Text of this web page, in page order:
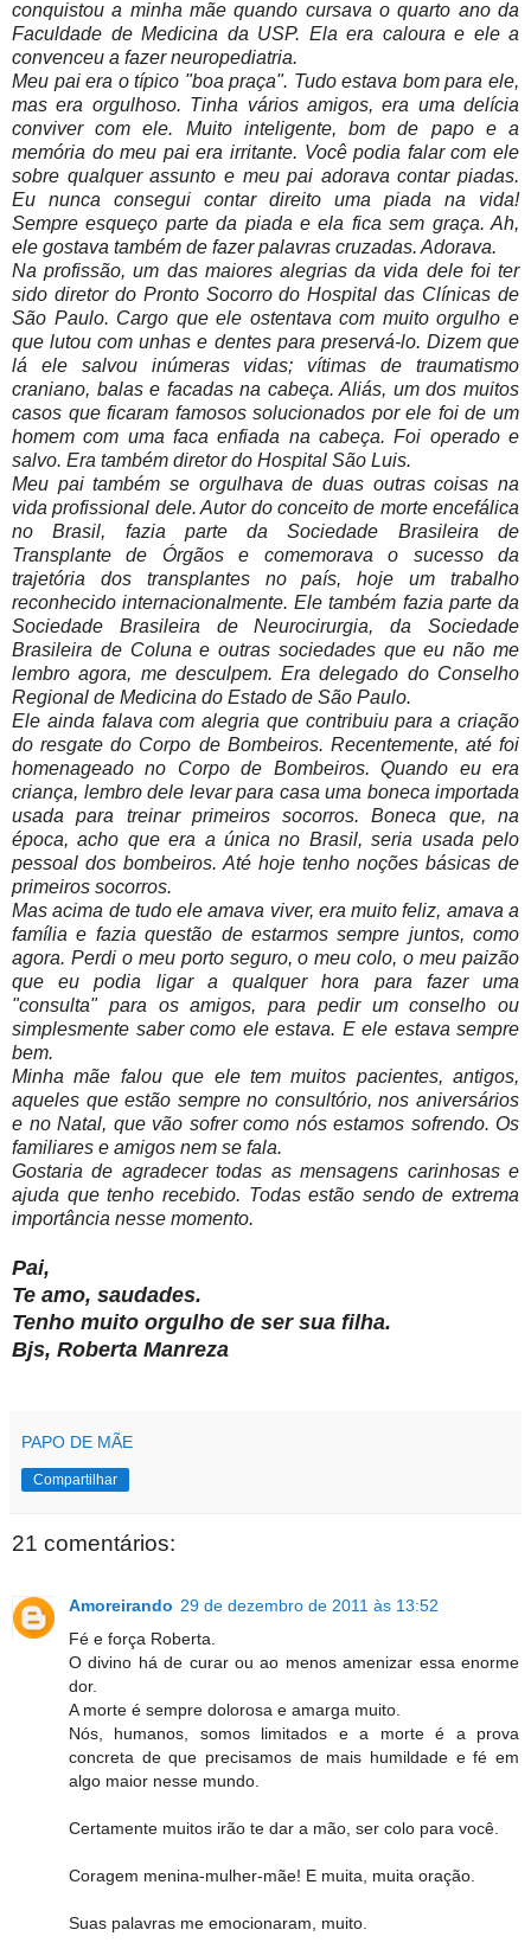
conquistou a minha mãe quando cursava o quarto ano da
Faculdade de Medicina da USP. Ela era caloura e ele a
convenceu a fazer neuropediatria.
Meu pai era o típico "boa praça". Tudo estava bom para ele,
mas era orgulhoso. Tinha vários amigos, era uma delícia
conviver com ele. Muito inteligente, bom de papo e a
memória do meu pai era irritante. Você podia falar com ele
sobre qualquer assunto e meu pai adorava contar piadas.
Eu nunca consegui contar direito uma piada na vida!
Sempre esqueço parte da piada e ela fica sem graça. Ah,
ele gostava também de fazer palavras cruzadas. Adorava.
Na profissão, um das maiores alegrias da vida dele foi ter
sido diretor do Pronto Socorro do Hospital das Clínicas de
São Paulo. Cargo que ele ostentava com muito orgulho e
que lutou com unhas e dentes para preservá-lo. Dizem que
lá ele salvou inúmeras vidas; vítimas de traumatismo
craniano, balas e facadas na cabeça. Aliás, um dos muitos
casos que ficaram famosos solucionados por ele foi de um
homem com uma faca enfiada na cabeça. Foi operado e
salvo. Era também diretor do Hospital São Luis.
Meu pai também se orgulhava de duas outras coisas na
vida profissional dele. Autor do conceito de morte encefálica
no Brasil, fazia parte da Sociedade Brasileira de
Transplante de Órgãos e comemorava o sucesso da
trajetória dos transplantes no país, hoje um trabalho
reconhecido internacionalmente. Ele também fazia parte da
Sociedade Brasileira de Neurocirurgia, da Sociedade
Brasileira de Coluna e outras sociedades que eu não me
lembro agora, me desculpem. Era delegado do Conselho
Regional de Medicina do Estado de São Paulo.
Ele ainda falava com alegria que contribuiu para a criação
do resgate do Corpo de Bombeiros. Recentemente, até foi
homenageado no Corpo de Bombeiros. Quando eu era
criança, lembro dele levar para casa uma boneca importada
usada para treinar primeiros socorros. Boneca que, na
época, acho que era a única no Brasil, seria usada pelo
pessoal dos bombeiros. Até hoje tenho noções básicas de
primeiros socorros.
Mas acima de tudo ele amava viver, era muito feliz, amava a
família e fazia questão de estarmos sempre juntos, como
agora. Perdi o meu porto seguro, o meu colo, o meu paizão
que eu podia ligar a qualquer hora para fazer uma
"consulta" para os amigos, para pedir um conselho ou
simplesmente saber como ele estava. E ele estava sempre
bem.
Minha mãe falou que ele tem muitos pacientes, antigos,
aqueles que estão sempre no consultório, nos aniversários
e no Natal, que vão sofrer como nós estamos sofrendo. Os
familiares e amigos nem se fala.
Gostaria de agradecer todas as mensagens carinhosas e
ajuda que tenho recebido. Todas estão sendo de extrema
importância nesse momento.
Pai,
Te amo, saudades.
Tenho muito orgulho de ser sua filha.
Bjs, Roberta Manreza
PAPO DE MÃE
Compartilhar
21 comentários:
Amoreirando 29 de dezembro de 2011 às 13:52
Fé e força Roberta.
O divino há de curar ou ao menos amenizar essa enorme
dor.
A morte é sempre dolorosa e amarga muito.
Nós, humanos, somos limitados e a morte é a prova
concreta de que precisamos de mais humildade e fé em
algo maior nesse mundo.
Certamente muitos irão te dar a mão, ser colo para você.
Coragem menina-mulher-mãe! E muita, muita oração.
Suas palavras me emocionaram, muito.